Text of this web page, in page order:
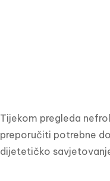
Tijekom pregleda
preporučiti potrebne
dijetetičko